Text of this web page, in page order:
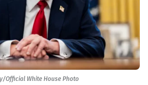
Official White House Photo